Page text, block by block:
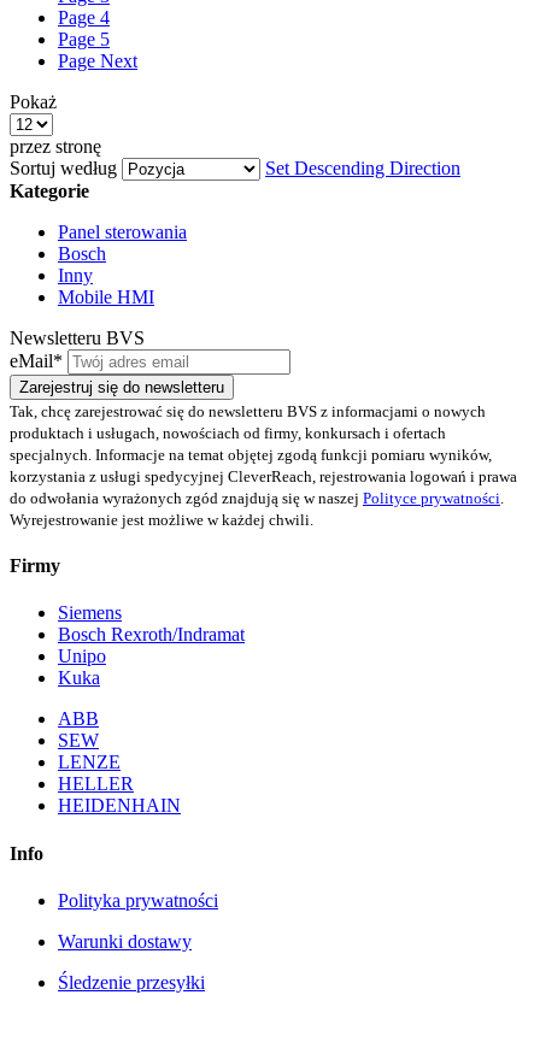
Page 4
Page 5
Page Next
Pokaż
przez stronę
Sortuj według
Set Descending Direction
Kategorie
Panel sterowania
Bosch
Inny
Mobile HMI
Newsletteru BVS
eMail*
Zarejestruj się do newsletteru
Tak, chcę zarejestrować się do newsletteru BVS z informacjami o nowych
produktach i usługach, nowościach od firmy, konkursach i ofertach
specjalnych. Informacje na temat objętej zgodą funkcji pomiaru wyników,
korzystania z usługi spedycyjnej CleverReach, rejestrowania logowań i prawa
do odwołania wyrażonych zgód znajdują się w naszej Polityce prywatności
Wyrejestrowanie jest możliwe w każdej chwili.
Firmy
Siemens
Bosch Rexroth/Indramat
Unipo
Kuka
ABB
SEW
LENZE
HELLER
HEIDENHAIN
Info
Polityka prywatności
Warunki dostawy
Śledzenie przesyłki